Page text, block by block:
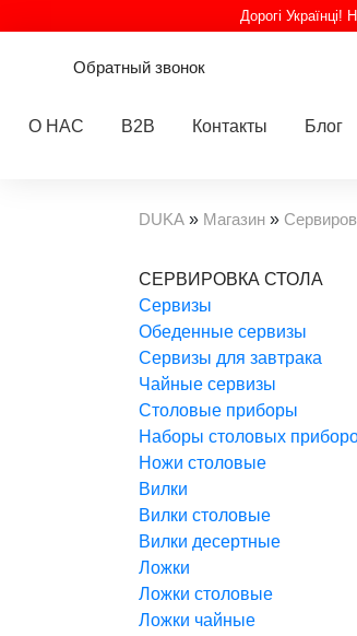
Дорогі
Обратный звонок
О НАС B2B Контакты Блог
DUKA » Магазин »
СЕРВИРОВКА СТОЛА
Cервизы
Обеденные сервизы
Сервизы для завтрака
Чайные сервизы
Столовые приборы
Наборы столовых
Ножи столовые
Вилки
Вилки столовые
Вилки десертные
Ложки
Ложки столовые
Ложки чайные